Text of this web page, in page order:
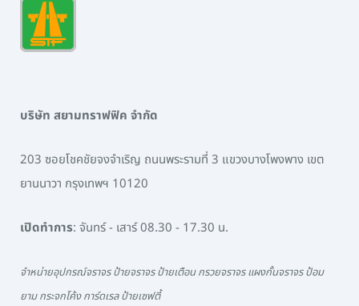
บริษัท สยามทราฟฟิค จำกัด
203 ซอยโชคชัยจงจำเริญ ถนนพระรามที่ 3 แขวงบางโพงพาง เขต
ยานนาวา กรุงเทพฯ 10120
เปิดทำการ: จันทร์ - เสาร์ 08.30 - 17.30 น.
จำหน่ายอุปกรณ์จราจร ป้ายจราจร ป้ายเตือน กรวยจราจร แผงกั้นจราจร ป้อม
ยาม กระจกโค้ง การ์ดเรล ป้ายเซฟตี้